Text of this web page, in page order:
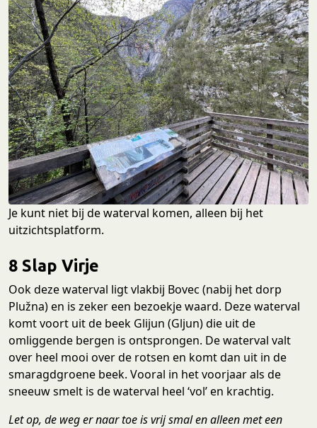
Je kunt niet bij de waterval komen, alleen bij het
uitzichtsplatform.
8 Slap Virje
Ook deze waterval ligt vlakbij Bovec (nabij het dorp
Plužna) en is zeker een bezoekje waard. Deze waterval
komt voort uit de beek Glijun (Gljun) die uit de
omliggende bergen is ontsprongen. De waterval valt
over heel mooi over de rotsen en komt dan uit in de
smaragdgroene beek. Vooral in het voorjaar als de
sneeuw smelt is de waterval heel ‘vol’ en krachtig.
Let op, de weg er naar toe is vrij smal en alleen met een